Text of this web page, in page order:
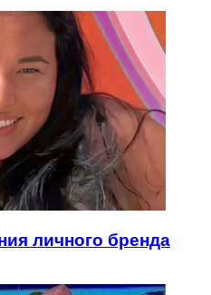
личного бренда